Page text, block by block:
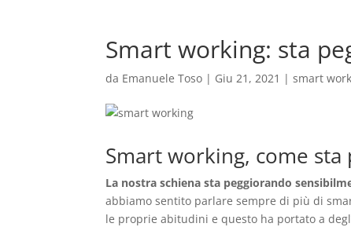
Smart working: sta
da Emanuele Toso | Giu 21, 2021 |smart
Smart working, come
La nostra schiena sta peggiorando
abbiamo sentito parlare sempre di più di
le proprie abitudini e questo ha portato a